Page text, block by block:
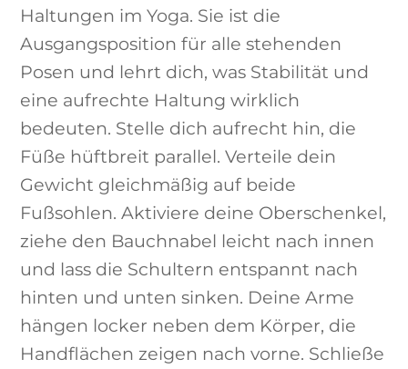
Haltungen im Yoga. Sie ist die
Ausgangsposition für alle stehenden
Posen und lehrt dich, was Stabilität und
eine aufrechte Haltung wirklich
bedeuten. Stelle dich aufrecht hin, die
Füße hüftbreit parallel. Verteile dein
Gewicht gleichmäßig auf beide
Fußsohlen. Aktiviere deine Oberschenkel,
ziehe den Bauchnabel leicht nach innen
und lass die Schultern entspannt nach
hinten und unten sinken. Deine Arme
hängen locker neben dem Körper, die
Handflächen zeigen nach vorne. Schließe